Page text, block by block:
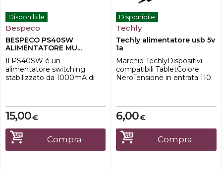
Disponibile
Bespeco
BESPECO PS40SW
ALIMENTATORE MU...
Il PS40SW è un
alimentatore switching
stabilizzato da 1000mA di
utilizzato per la maggior
parte delle utenze ed è
dotato di auto protezione
contro i cortocircuiti, di
corrente e tensione costanti
in uscita, ...
€
15,00
Compra
Disponibile
Techly
Techly alimentatore usb 5v
1a
Marchio TechlyDispositivi
compatibili TabletColore
NeroTensione in entrata 110
connettività USB
€
6,00
Compra